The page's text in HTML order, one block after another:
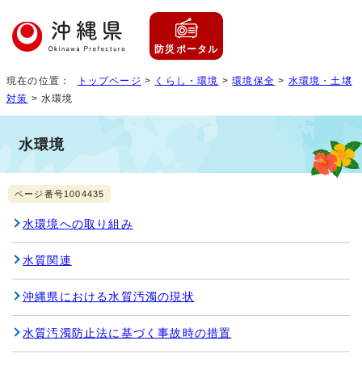
防災ポータル
現在の位置： トップページ > くらし・環境 >環境保全 > 水環境・土壌
対策 > 水環境
水環境
ページ番号1004435
水環境への取り組み
水質関連
沖縄県における水質汚濁の現状
水質汚濁防止法に基づく事故時の措置